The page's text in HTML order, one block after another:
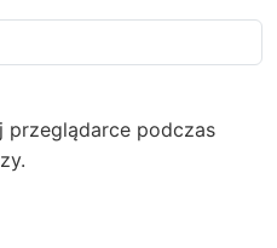
przeglądarce podczas